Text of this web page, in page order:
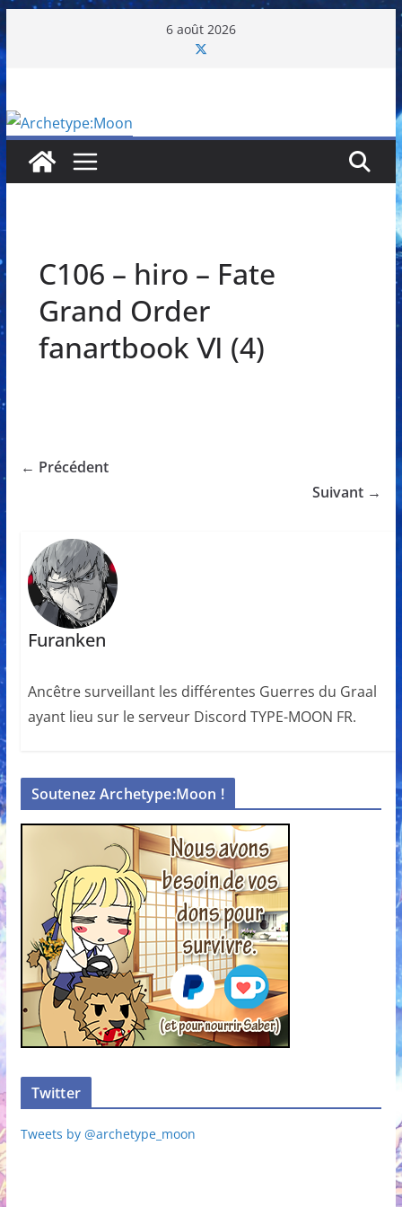
au
6 août 2026
C106 – hiro – Fate
Grand Order
fanartbook Ⅵ (4)
← Précédent
Suivant →
Furanken
Ancêtre surveillant les différentes Guerres du Graal
ayant lieu sur le serveur Discord TYPE-MOON FR.
Soutenez Archetype:Moon !
Twitter
Tweets by @archetype_moon